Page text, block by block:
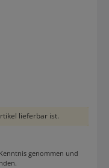
lieferbar ist.
genommen und